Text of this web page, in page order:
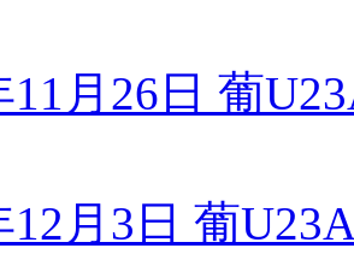
11月26日 葡
12月3日 葡